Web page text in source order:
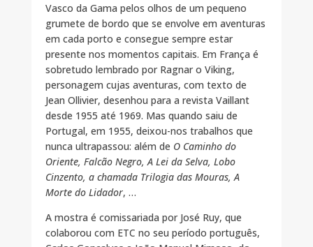
Vasco da Gama pelos olhos de um pequeno
grumete de bordo que se envolve em aventuras
em cada porto e consegue sempre estar
presente nos momentos capitais. Em França é
sobretudo lembrado por Ragnar o Viking,
personagem cujas aventuras, com texto de
Jean Ollivier, desenhou para a revista Vaillant
desde 1955 até 1969. Mas quando saiu de
Portugal, em 1955, deixou-nos trabalhos que
nunca ultrapassou: além de O Caminho do
Oriente, Falcão Negro, A Lei da Selva, Lobo
Cinzento, a chamada Trilogia das Mouras, A
Morte do Lidador, …
A mostra é comissariada por José Ruy, que
colaborou com ETC no seu período português,